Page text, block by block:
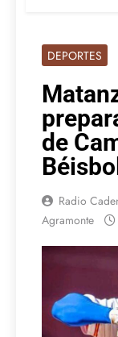
DEPORTES
de
Béisbol
Radio
Agramonte